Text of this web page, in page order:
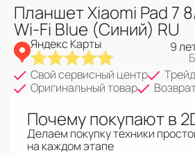
Планшет Xiaomi Pad 7
Wi-Fi Blue (Синий) RU
Яндекс Карты 9
Свой сервисный центр
Оригинальный товар
Почему покупают в
Делаем покупку техники
на каждом этапе